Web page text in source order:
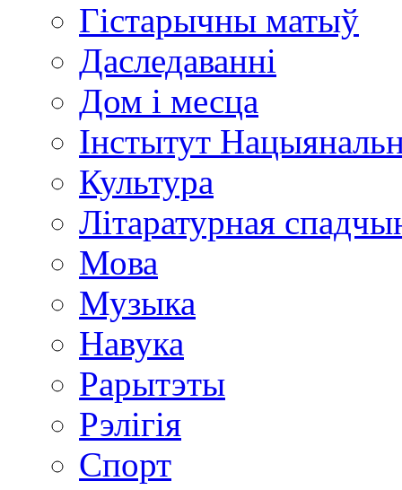
Гістарычны матыў
Даследаванні
Дом і месца
Інстытут
Культура
Літаратурная
Мова
Музыка
Навука
Рарытэты
Рэлігія
Спорт